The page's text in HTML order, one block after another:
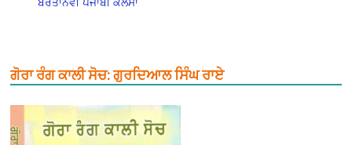
ਗੋਰਾ ਰੰਗ ਕਾਲੀ ਸੋਚ: ਗੁਰਦਿਆਲ ਸਿੰਘ ਰਾਏ